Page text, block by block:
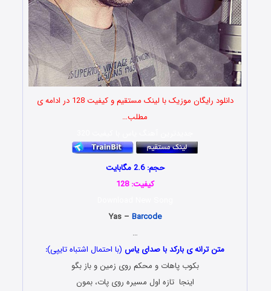
دانلود رایگان موزیک با لینک مستقیم و کیفیت 128 در ادامه ی
مطلب…
حجم: 2.6 مگابایت
کیفیت: 128
Yas – Barcode
…
متن ترانه ی بارکد با صدای یاس (با احتمال اشتباه تایپی):
بکوب پاهات و محکم روی زمین و باز بگو
اینجا تازه اول مسیره روی پات، بمون